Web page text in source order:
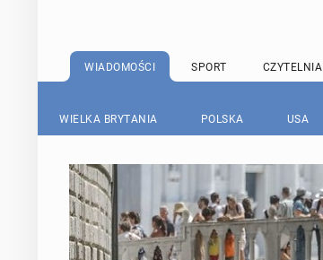
WIADOMOŚCI SPORT CZYTELNIA
WIELKA BRYTANIA POLSKA USA